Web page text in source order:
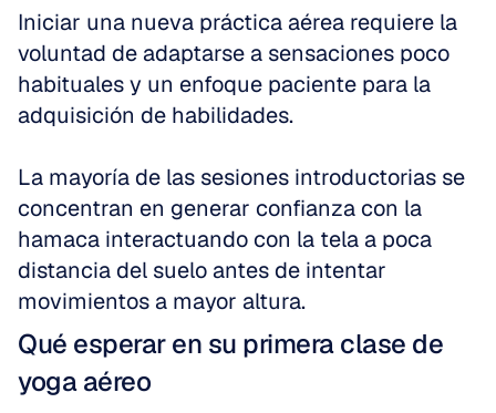
Iniciar una nueva práctica aérea requiere la
voluntad de adaptarse a sensaciones poco
habituales y un enfoque paciente para la
adquisición de habilidades.
La mayoría de las sesiones introductorias se
concentran en generar confianza con la
hamaca interactuando con la tela a poca
distancia del suelo antes de intentar
movimientos a mayor altura.
Qué esperar en su primera clase de
yoga aéreo